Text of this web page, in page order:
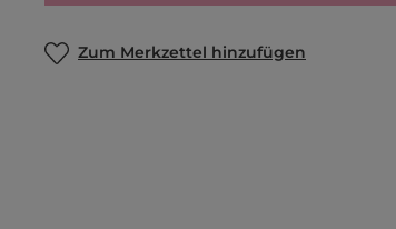
Zum Merkzettel hinzufügen